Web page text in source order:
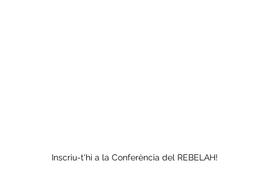
Inscriu-t'hi a la Conferència del REBELAH!